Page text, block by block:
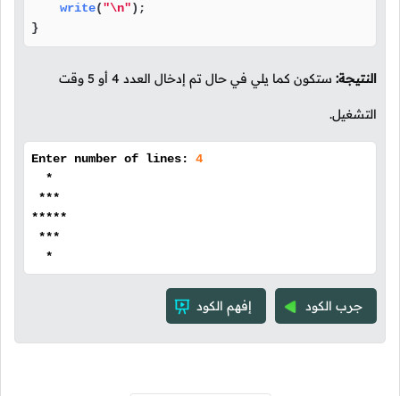
write("\n");
}
النتيجة: ستكون كما يلي في حال تم إدخال العدد 4 أو 5 وقت
التشغيل.
Enter number of lines: 4
*
***
*****
***
*
جرب الكود إفهم الكود